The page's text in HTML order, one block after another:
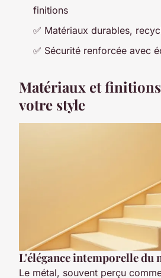
finitions
✅ Matériaux durables,
✅ Sécurité renforcée avec
Matériaux et
votre style
L'élégance intemporelle du
Le métal, souvent perçu